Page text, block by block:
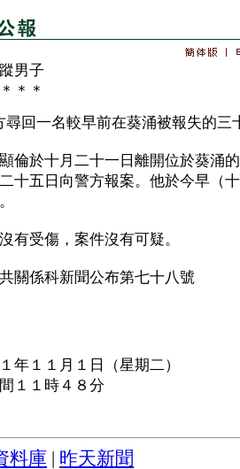
男子
＊＊
回一名較早前在葵涌被報失的三
於十月二十一日離開位於葵涌的
十五日向警方報案。他於今早（
受傷，案件沒有可疑。
關係科新聞公布第七十八號
年１１月１日（星期二）
１１時４８分
料庫 昨天新聞